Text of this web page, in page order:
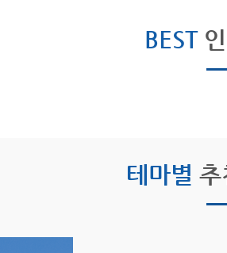
BEST인
테마별 추